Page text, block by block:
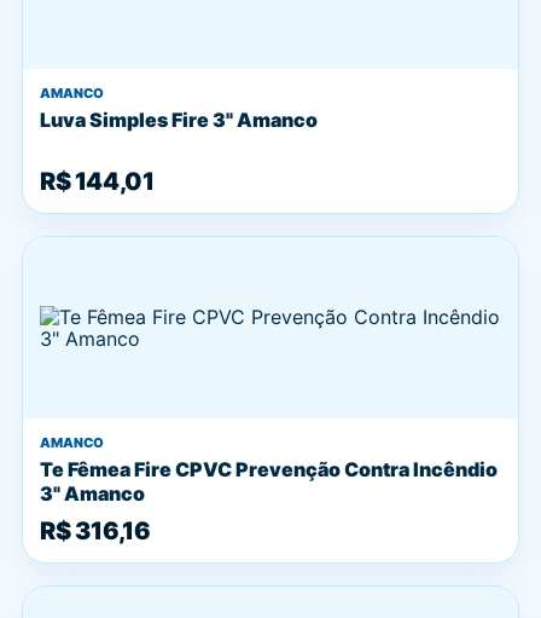
AMANCO
Luva Simples Fire 3" Amanco
R$ 144,01
AMANCO
Te Fêmea Fire CPVC Prevenção Contra Incêndio
3" Amanco
R$ 316,16